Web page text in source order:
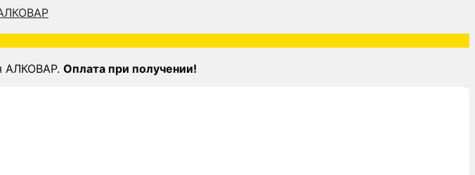
АЛКОВАР. Оплата при получении!